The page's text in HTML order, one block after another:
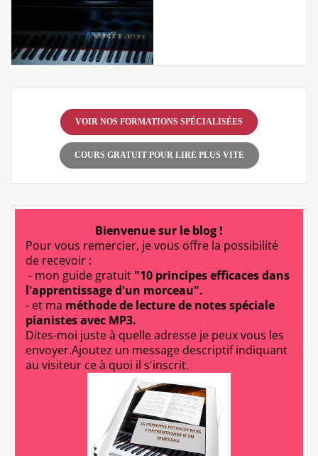
VOIR NOS FORMATIONS SPÉCIALISÉES
COURS GRATUIT POUR LIRE PLUS VITE